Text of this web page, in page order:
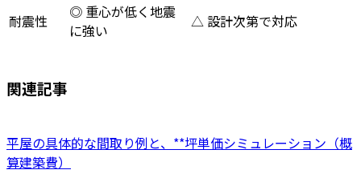
耐震性
◎ 重心が低く地震
に強い
△ 設計次第で対応
関連記事
平屋の具体的な間取り例と、**坪単価シミュレーション（概
算建築費）